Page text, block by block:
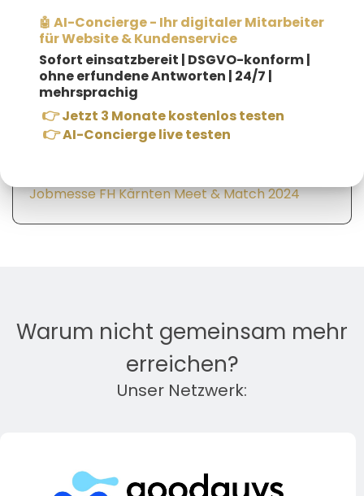
Jobmesse FH Kärnten Meet & Match 2024
Warum nicht gemeinsam mehr
erreichen?
Unser Netzwerk:
🤖 AI-Concierge - Ihr digitaler Mitarbeiter
für Website & Kundenservice
Sofort einsatzbereit | DSGVO-konform |
ohne erfundene Antworten | 24/7 |
mehrsprachig
👉Jetzt 3 Monate kostenlos testen
👉AI-Concierge live testen